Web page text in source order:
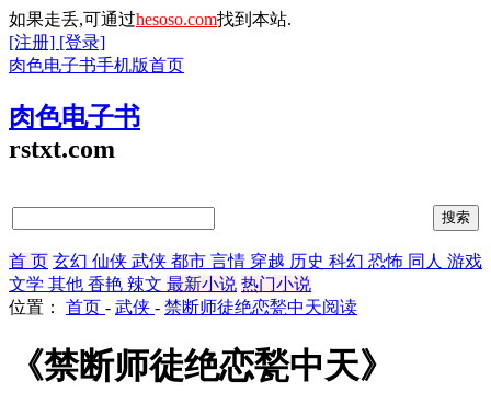
如果走丢,可通过hesoso.com找到本站.
[注册] [登录]
肉色电子书手机版首页
肉色电子书
rstxt.com
首 页 玄幻 仙侠 武侠 都市 言情 穿越 历史 科幻 恐怖 同人 游戏
文学 其他 香艳 辣文 最新小说 热门小说
位置： 首页 - 武侠 - 禁断师徒绝恋甃中天阅读
《禁断师徒绝恋甃中天》